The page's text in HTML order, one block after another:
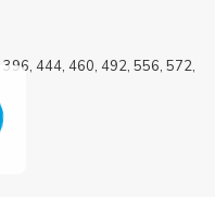
444, 460, 492, 556, 572,